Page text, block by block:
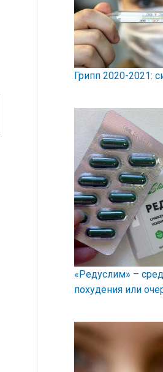
Грипп 2020-2021:
«Редуслим» –
похудения или